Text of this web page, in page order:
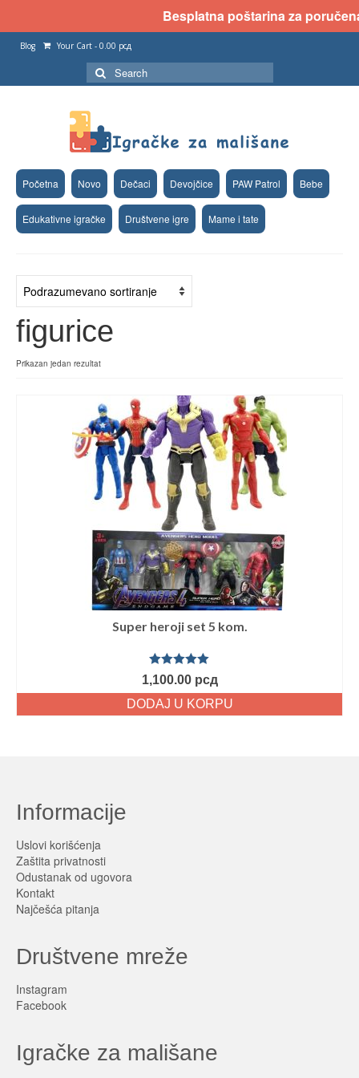
Besplatna poštarina za
Blog Your Cart - 0.00 рсд
Search
for:
Početna Novo Dečaci Devojčice PAW Patrol Bebe
Edukativne igračke Društvene igre Mame i tate
figurice
Prikazan jedan rezultat
Super heroji set 5 kom.
Ocenjeno
sa5.00 od
5
1,100.00 рсд
DODAJ U KORPU
Informacije
Uslovi korišćenja
Zaštita privatnosti
Odustanak od ugovora
Kontakt
Najčešća pitanja
Društvene mreže
Instagram
Facebook
Igračke za mališane